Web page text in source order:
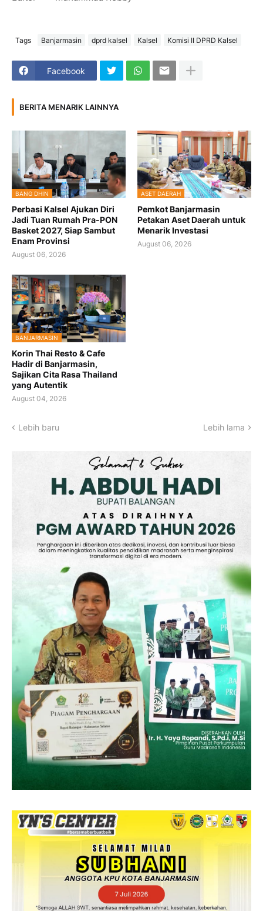
Tags Banjarmasin dprd kalsel Kalsel Komisi II DPRD Kalsel
Facebook
BERITA MENARIK LAINNYA
BANG DHIN
Perbasi Kalsel Ajukan Diri
Jadi Tuan Rumah Pra-PON
Basket 2027, Siap Sambut
Enam Provinsi
August 06, 2026
ASET DAERAH
Pemkot Banjarmasin
Petakan Aset Daerah untuk
Menarik Investasi
August 06, 2026
BANJARMASIN
Korin Thai Resto & Cafe
Hadir di Banjarmasin,
Sajikan Cita Rasa Thailand
yang Autentik
August 04, 2026
Lebih baru Lebih lama